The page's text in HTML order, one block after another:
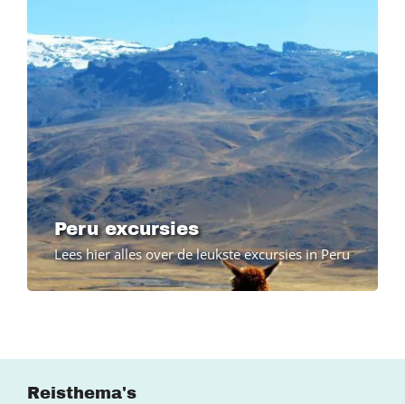
Peru excursies
Lees hier alles over de leukste excursies in Peru
Reisthema's